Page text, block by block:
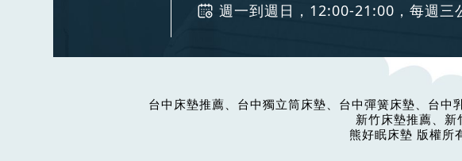
週一到週日，12:00-21:00，每週三
台中床墊推薦、台中獨立筒床墊、台中彈簧床墊、台中
新竹床墊推薦、
熊好眠床墊 版權